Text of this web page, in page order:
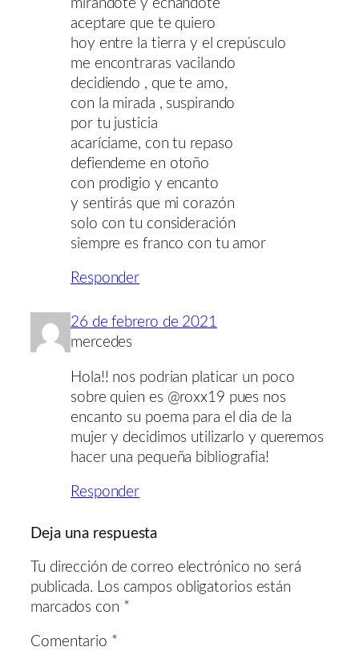
mirándote y echándote
aceptare que te quiero
hoy entre la tierra y el crepúsculo
me encontraras vacilando
decidiendo , que te amo,
con la mirada , suspirando
por tu justicia
acaríciame, con tu repaso
defiendeme en otoño
con prodigio y encanto
y sentirás que mi corazón
solo con tu consideración
siempre es franco con tu amor
Responder
26 de febrero de 2021
mercedes
Hola!! nos podrian platicar un poco
sobre quien es @roxx19 pues nos
encanto su poema para el dia de la
mujer y decidimos utilizarlo y queremos
hacer una pequeña bibliografia!
Responder
Deja una respuesta
Tu dirección de correo electrónico no será
publicada. Los campos obligatorios están
marcados con *
Comentario *